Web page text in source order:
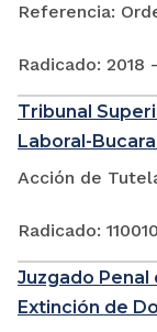
Referencia:
Radicado: 2018
Tribunal
Laboral-
Acción de
Radicado:
Juzgado
Extinción de